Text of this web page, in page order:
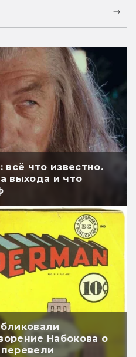
всё что известно.
выхода и что
Набокова о